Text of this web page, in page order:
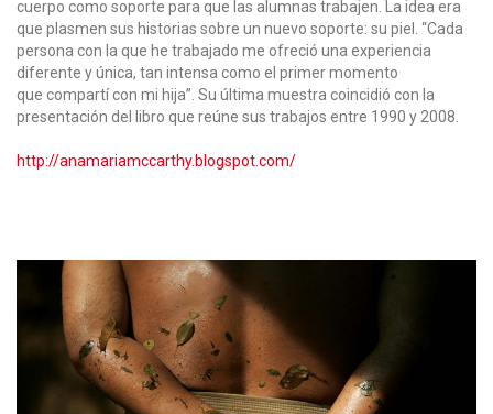
cuerpo como soporte para que las alumnas trabajen. La idea era
que plasmen sus historias sobre un nuevo soporte: su piel. “Cada
persona con la que he trabajado me ofreció una experiencia
diferente y única, tan intensa como el primer momento
que compartí con mi hija”. Su última muestra coincidió con la
presentación del libro que reúne sus trabajos entre 1990 y 2008.
http://anamariamccarthy.blogspot.com/